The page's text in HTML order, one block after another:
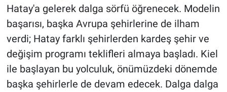
Hatay'a gelerek dalga sörfü öğrenecek. Modelin
başarısı, başka Avrupa şehirlerine de ilham
verdi; Hatay farklı şehirlerden kardeş şehir ve
değişim programı teklifleri almaya başladı. Kiel
ile başlayan bu yolculuk, önümüzdeki dönemde
başka şehirlerle de devam edecek. Dalga dalga